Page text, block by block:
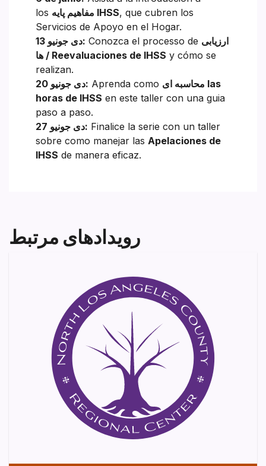
los
مفاهیم پایه IHSS, que cubren los
Servicios de Apoyo en el Hogar.
13 دی جونیو: Conozca el processo de ارزیابی
ها / Reevaluaciones de IHSS y cómo se
realizan.
20 دی جونیو: Aprenda como محاسبه ای las
horas de IHSS en este taller con una guia
paso a paso.
27 دی جونیو: Finalice la serie con un taller
sobre como manejar las Apelaciones de
IHSS de manera eficaz.
رویدادهای مرتبط